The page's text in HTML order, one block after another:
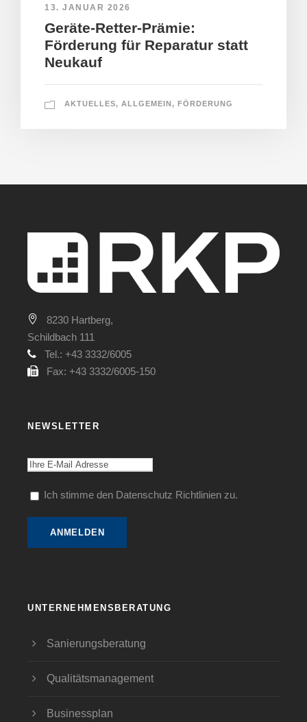
13. JANUAR 2026
Geräte-Retter-Prämie:
Förderung für Reparatur statt
Neukauf
AKTUELLES, ALLGEMEIN, FÖRDERUNG
8230 Hartberg,
Schildbach 111
Tel.: +43 3332/6005
Fax: +43 3332/6005-150
NEWSLETTER
Ich stimme den Datenschutz Richtlinien zu.
UNTERNEHMENSBERATUNG
Sanierungsberatung
Qualitätsmanagement
Businessplan